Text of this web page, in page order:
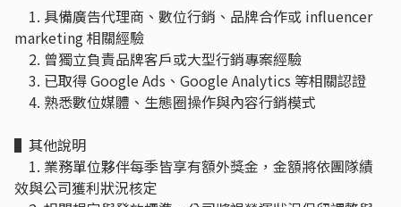
1. 具備廣告代理商、數位行銷、品牌合作或 influencer
marketing 相關經驗
2. 曾獨立負責品牌客戶或大型行銷專案經驗
3. 已取得 Google Ads、Google Analytics 等相關認證
4. 熟悉數位媒體、生態圈操作與內容行銷模式
▌其他說明
1. 業務單位夥伴每季皆享有額外獎金，金額將依團隊績
效與公司獲利狀況核定